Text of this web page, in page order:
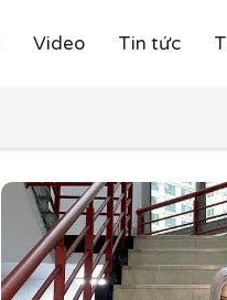
Video Tin tức